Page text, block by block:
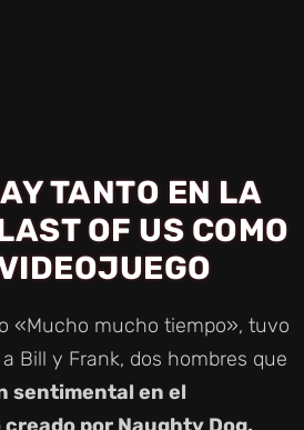
TANTO EN LA
OF US COMO
«Mucho mucho tiempo», tuvo
Bill y Frank, dos hombres que
sentimental en el